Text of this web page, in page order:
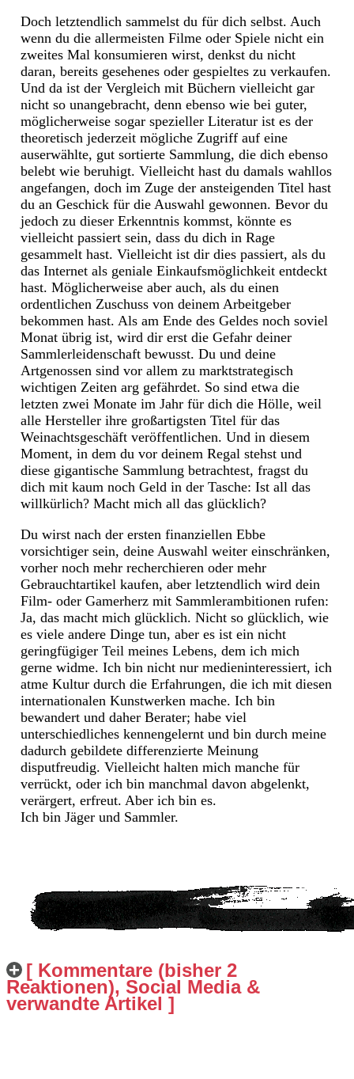
Doch letztendlich sammelst du für dich selbst. Auch
wenn du die allermeisten Filme oder Spiele nicht ein
zweites Mal konsumieren wirst, denkst du nicht
daran, bereits gesehenes oder gespieltes zu verkaufen.
Und da ist der Vergleich mit Büchern vielleicht gar
nicht so unangebracht, denn ebenso wie bei guter,
möglicherweise sogar spezieller Literatur ist es der
theoretisch jederzeit mögliche Zugriff auf eine
auserwählte, gut sortierte Sammlung, die dich ebenso
belebt wie beruhigt. Vielleicht hast du damals wahllos
angefangen, doch im Zuge der ansteigenden Titel hast
du an Geschick für die Auswahl gewonnen. Bevor du
jedoch zu dieser Erkenntnis kommst, könnte es
vielleicht passiert sein, dass du dich in Rage
gesammelt hast. Vielleicht ist dir dies passiert, als du
das Internet als geniale Einkaufsmöglichkeit entdeckt
hast. Möglicherweise aber auch, als du einen
ordentlichen Zuschuss von deinem Arbeitgeber
bekommen hast. Als am Ende des Geldes noch soviel
Monat übrig ist, wird dir erst die Gefahr deiner
Sammlerleidenschaft bewusst. Du und deine
Artgenossen sind vor allem zu marktstrategisch
wichtigen Zeiten arg gefährdet. So sind etwa die
letzten zwei Monate im Jahr für dich die Hölle, weil
alle Hersteller ihre großartigsten Titel für das
Weinachtsgeschäft veröffentlichen. Und in diesem
Moment, in dem du vor deinem Regal stehst und
diese gigantische Sammlung betrachtest, fragst du
dich mit kaum noch Geld in der Tasche: Ist all das
willkürlich? Macht mich all das glücklich?
Du wirst nach der ersten finanziellen Ebbe
vorsichtiger sein, deine Auswahl weiter einschränken,
vorher noch mehr recherchieren oder mehr
Gebrauchtartikel kaufen, aber letztendlich wird dein
Film- oder Gamerherz mit Sammlerambitionen rufen:
Ja, das macht mich glücklich. Nicht so glücklich, wie
es viele andere Dinge tun, aber es ist ein nicht
geringfügiger Teil meines Lebens, dem ich mich
gerne widme. Ich bin nicht nur medieninteressiert, ich
atme Kultur durch die Erfahrungen, die ich mit diesen
internationalen Kunstwerken mache. Ich bin
bewandert und daher Berater; habe viel
unterschiedliches kennengelernt und bin durch meine
dadurch gebildete differenzierte Meinung
disputfreudig. Vielleicht halten mich manche für
verrückt, oder ich bin manchmal davon abgelenkt,
verärgert, erfreut. Aber ich bin es.
Ich bin Jäger und Sammler.
[ Kommentare (bisher 2
Reaktionen), Social Media &
verwandte Artikel ]